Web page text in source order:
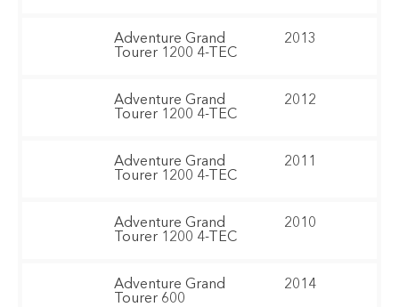
Adventure Grand
Tourer 1200 4-TEC
2013
Adventure Grand
Tourer 1200 4-TEC
2012
Adventure Grand
Tourer 1200 4-TEC
2011
Adventure Grand
Tourer 1200 4-TEC
2010
Adventure Grand
Tourer 600
2014